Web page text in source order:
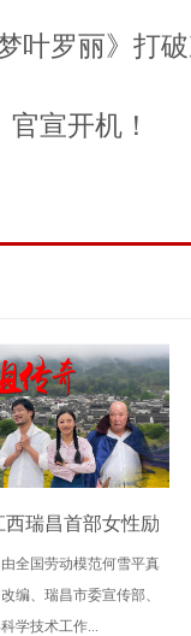
叶罗丽》打
官宣开机！
西瑞昌首部女性励
剧《蛋姐传奇》定
国劳动模范何雪平真
编、瑞昌市委宣传部、
学技术工作...